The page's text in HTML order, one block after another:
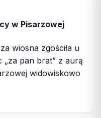
w Pisarzowej
wiosna zgościła u
„za pan brat” z aurą
widowiskowo